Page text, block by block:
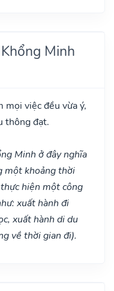
Minh
mọi việc đều vừa ý,
thông đạt.
Minh ở đây nghĩa
một khoảng thời
hiện một công
xuất hành đi
xuất hành di du
về thời gian đi).